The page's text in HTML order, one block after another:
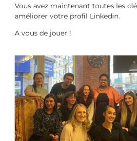
Vous avez maintenant toutes les
améliorer votre profil Linkedin.
A vous de jouer !